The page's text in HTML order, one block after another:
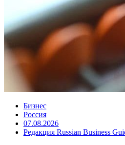
Бизнес
Россия
07.08.2026
Редакция Russian Business